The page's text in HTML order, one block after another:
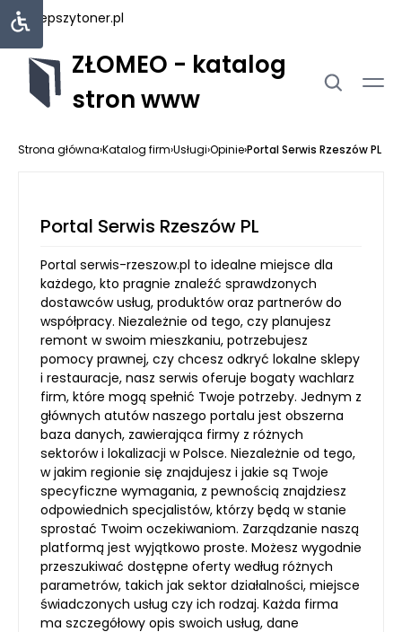
najlepszytoner.pl
ZŁOMEO - katalog
stron www
Strona główna›Katalog firm›Usługi›Opinie›Portal Serwis Rzeszów PL
Portal Serwis Rzeszów PL
Portal serwis-rzeszow.pl to idealne miejsce dla
każdego, kto pragnie znaleźć sprawdzonych
dostawców usług, produktów oraz partnerów do
współpracy. Niezależnie od tego, czy planujesz
remont w swoim mieszkaniu, potrzebujesz
pomocy prawnej, czy chcesz odkryć lokalne sklepy
i restauracje, nasz serwis oferuje bogaty wachlarz
firm, które mogą spełnić Twoje potrzeby. Jednym z
głównych atutów naszego portalu jest obszerna
baza danych, zawierająca firmy z różnych
sektorów i lokalizacji w Polsce. Niezależnie od tego,
w jakim regionie się znajdujesz i jakie są Twoje
specyficzne wymagania, z pewnością znajdziesz
odpowiednich specjalistów, którzy będą w stanie
sprostać Twoim oczekiwaniom. Zarządzanie naszą
platformą jest wyjątkowo proste. Możesz wygodnie
przeszukiwać dostępne oferty według różnych
parametrów, takich jak sektor działalności, miejsce
świadczonych usług czy ich rodzaj. Każda firma
ma szczegółowy opis swoich usług, dane